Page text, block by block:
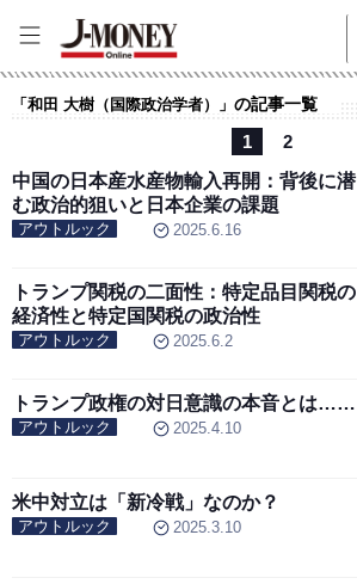
「和田 大樹（国際政治学者）」 の記事一覧
1
2
中国の日本産水産物輸入再開：背後に潜
む政治的狙いと日本企業の課題
アウトルック 2025.6.16
トランプ関税の二面性：特定品目関税の
経済性と特定国関税の政治性
アウトルック 2025.6.2
トランプ政権の対日意識の本音とは……
アウトルック 2025.4.10
米中対立は「新冷戦」なのか？
アウトルック 2025.3.10